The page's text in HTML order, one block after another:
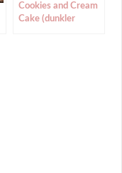
Cookies and Cream
Cake (dunkler